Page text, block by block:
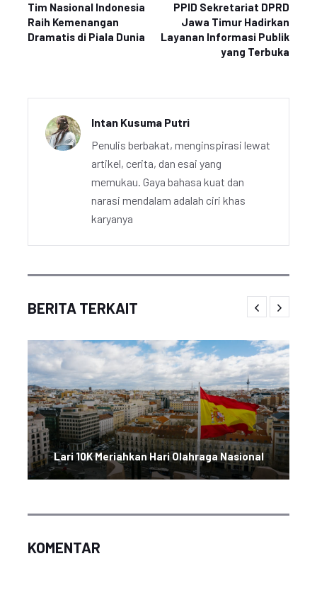
Tim Nasional Indonesia
Raih Kemenangan
Dramatis di Piala Dunia
PPID Sekretariat DPRD
Jawa Timur Hadirkan
Layanan Informasi Publik
yang Terbuka
Intan Kusuma Putri
Penulis berbakat, menginspirasi lewat
artikel, cerita, dan esai yang
memukau. Gaya bahasa kuat dan
narasi mendalam adalah ciri khas
karyanya
BERITA TERKAIT
Lari 10K Meriahkan Hari Olahraga Nasional
KOMENTAR